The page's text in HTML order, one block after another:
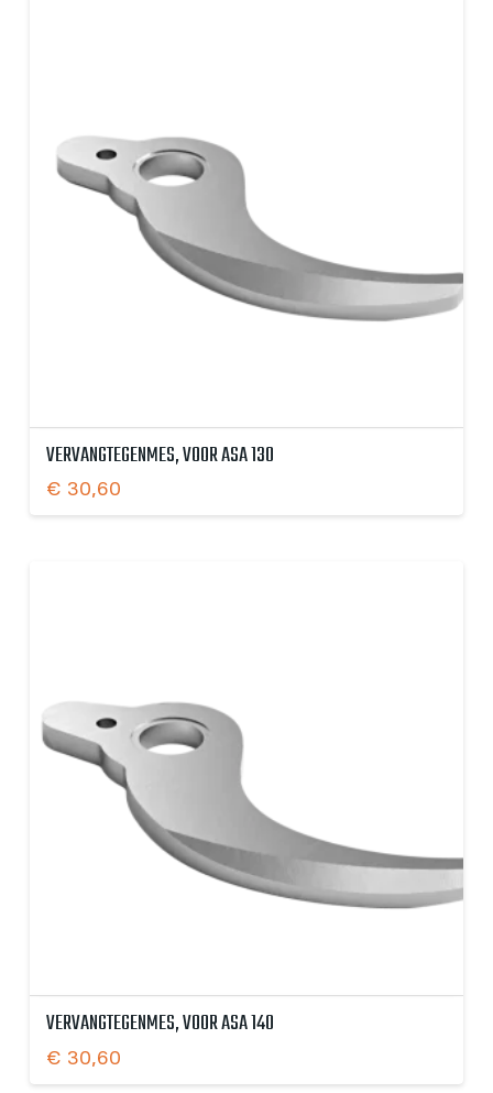
VERVANGTEGENMES, VOOR ASA 130
€ 30,60
VERVANGTEGENMES, VOOR ASA 140
€ 30,60